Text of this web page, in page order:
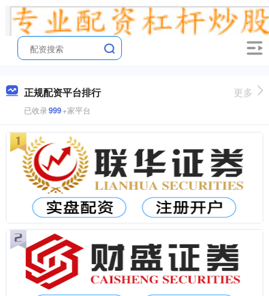
正规配资平台排行
已收录999+家平台
更多